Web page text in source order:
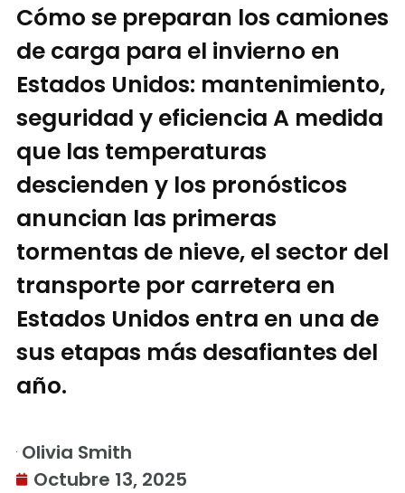
Cómo se preparan los camiones
de carga para el invierno en
Estados Unidos: mantenimiento,
seguridad y eficiencia A medida
que las temperaturas
descienden y los pronósticos
anuncian las primeras
tormentas de nieve, el sector del
transporte por carretera en
Estados Unidos entra en una de
sus etapas más desafiantes del
año.
Olivia Smith
Octubre 13, 2025